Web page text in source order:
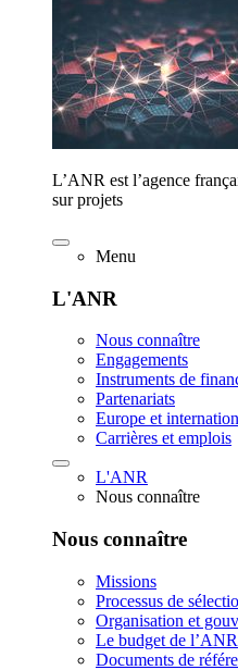
L’ANR est l’agence
sur projets
Menu
L'ANR
Nous connaître
Engagements
Instruments de
Partenariats
Europe et
Carrières et emplois
L'ANR
Nous connaître
Nous connaître
Missions
Processus de
Organisation et
Le budget de l’ANR
Documents de